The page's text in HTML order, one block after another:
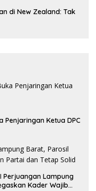
di New Zealand: Tak
Penjaringan Ketua DPC
Perjuangan Lampung
Kader Wajib